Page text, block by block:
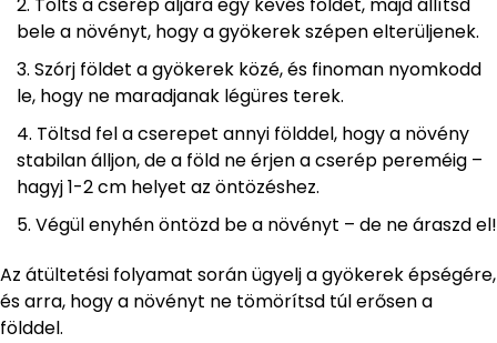
bele a növényt, hogy a gyökerek szépen elterüljenek.
Szórj földet a gyökerek közé, és finoman nyomkodd
le, hogy ne maradjanak légüres terek.
Töltsd fel a cserepet annyi földdel, hogy a növény
stabilan álljon, de a föld ne érjen a cserép pereméig –
hagyj 1-2 cm helyet az öntözéshez.
Végül enyhén öntözd be a növényt – de ne áraszd el!
Az átültetési folyamat során ügyelj a gyökerek épségére,
és arra, hogy a növényt ne tömörítsd túl erősen a
földdel.